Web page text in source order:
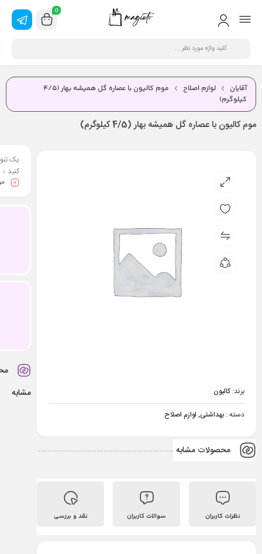
0
آقایان لوازم اصلاح
موم کالیون با عصاره گل همیشه بهار (4/5
کیلوگرم)
موم کالیون با عصاره گل همیشه بهار (4/5 کیلوگرم)
برند: کالیون
دسته : بهداشتی, لوازم اصلاح
محصولات مشابه
نظرات کاربران سوالات کاربران نقد و بررسی
یک
کنید ↓
مشابه